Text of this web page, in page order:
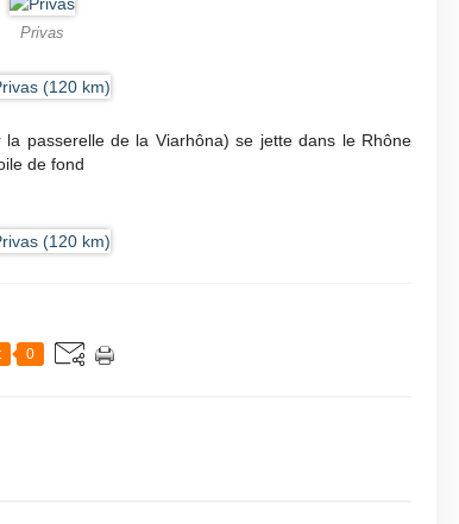
Privas
passerelle de la Viarhôna) se jette dans le Rhône
de fond
0